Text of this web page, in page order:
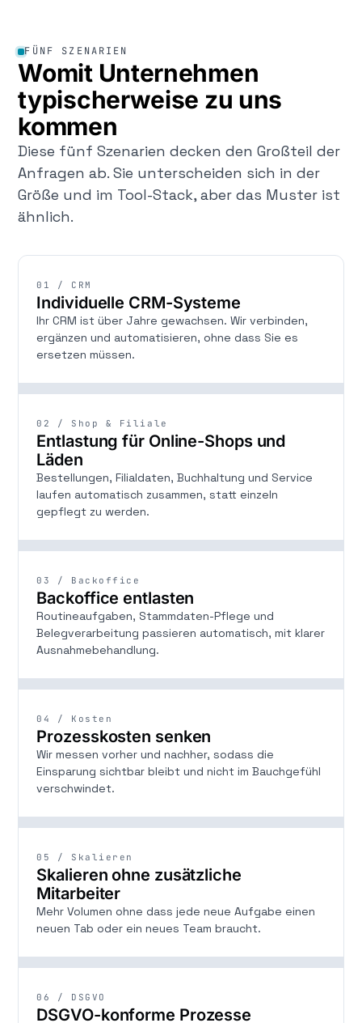
FÜNF SZENARIEN
Womit Unternehmen
typischerweise zu uns
kommen
Diese fünf Szenarien decken den Großteil der
Anfragen ab. Sie unterscheiden sich in der
Größe und im Tool-Stack, aber das Muster ist
ähnlich.
01 / CRM
Individuelle CRM-Systeme
Ihr CRM ist über Jahre gewachsen. Wir verbinden,
ergänzen und automatisieren, ohne dass Sie es
ersetzen müssen.
02 / Shop & Filiale
Entlastung für Online-Shops und
Läden
Bestellungen, Filialdaten, Buchhaltung und Service
laufen automatisch zusammen, statt einzeln
gepflegt zu werden.
03 / Backoffice
Backoffice entlasten
Routineaufgaben, Stammdaten-Pflege und
Belegverarbeitung passieren automatisch, mit klarer
Ausnahmebehandlung.
04 / Kosten
Prozesskosten senken
Wir messen vorher und nachher, sodass die
Einsparung sichtbar bleibt und nicht im Bauchgefühl
verschwindet.
05 / Skalieren
Skalieren ohne zusätzliche
Mitarbeiter
Mehr Volumen ohne dass jede neue Aufgabe einen
neuen Tab oder ein neues Team braucht.
06 / DSGVO
DSGVO-konforme Prozesse